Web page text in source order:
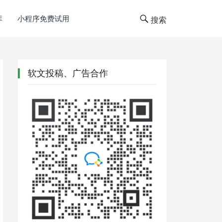
小程序免费试用 搜索
软文投稿、广告合作